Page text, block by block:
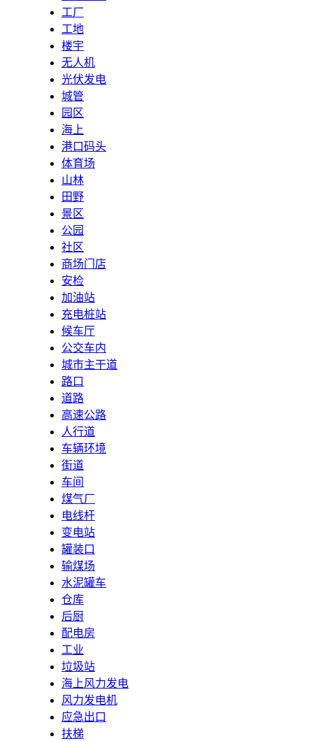
工厂
工地
楼宇
无人机
光伏发电
城管
园区
海上
港口码头
体育场
山林
田野
景区
公园
社区
商场门店
安检
加油站
充电桩站
候车厅
公交车内
城市主干道
路口
道路
高速公路
人行道
车辆环境
街道
车间
煤气厂
电线杆
变电站
罐装口
输煤场
水泥罐车
仓库
后厨
配电房
工业
垃圾站
海上风力发电
风力发电机
应急出口
扶梯